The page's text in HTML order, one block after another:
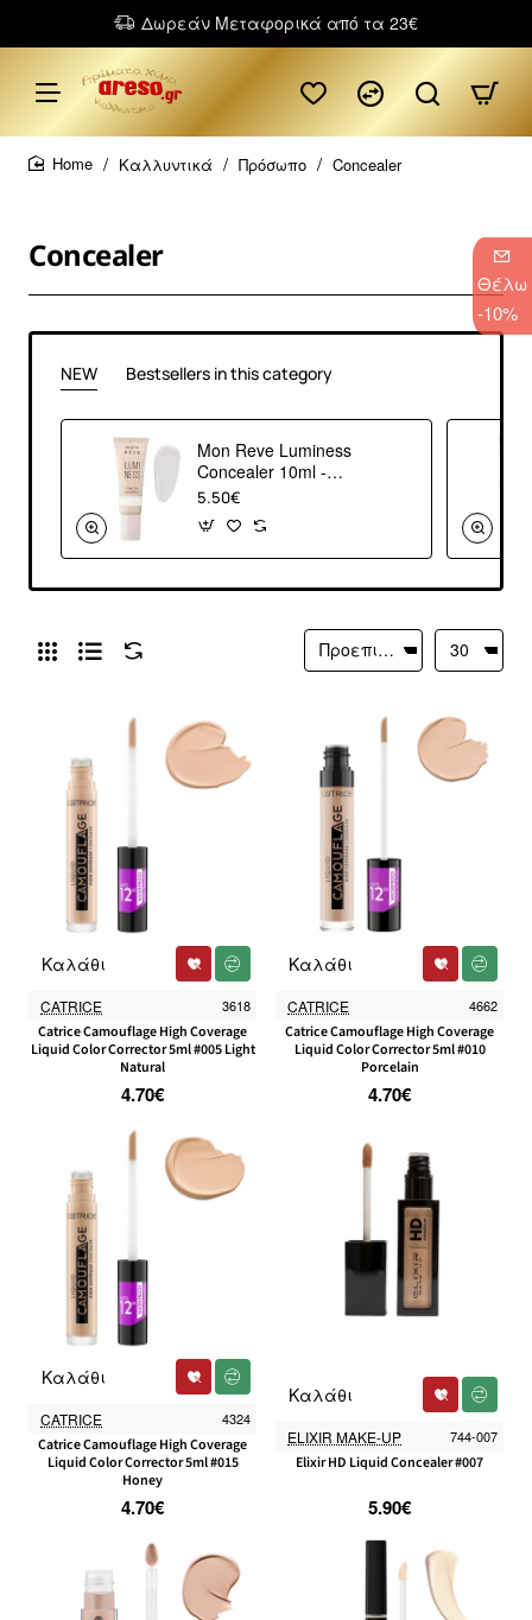
Θέλω
-10%
Δωρεάν Μεταφορικά από τα 23€
Καλλυντικά Πρόσωπο Concealer
Concealer
NEW Bestsellers in this category
Mon Reve Luminess
Concealer 10ml -
Τέλεια Κάλυψη &
Φωτεινό Βλέμμα
#107
5.50€
CATRICE 3618
Catrice Camouflage High Coverage
Liquid Color Corrector 5ml #005 Light
Natural
4.70€
Καλάθι
CATRICE 4662
Catrice Camouflage High Coverage
Liquid Color Corrector 5ml #010
Porcelain
4.70€
Καλάθι
CATRICE 4324
Catrice Camouflage High Coverage
Liquid Color Corrector 5ml #015
Honey
4.70€
Καλάθι
ELIXIR MAKE-UP 744-007
Elixir HD Liquid Concealer #007
5.90€
Καλάθι